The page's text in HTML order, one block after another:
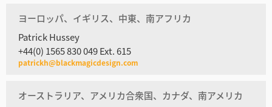
ヨーロッパ、イギリス、中東、南アフリカ
Patrick Hussey
+44(0) 1565 830 049 Ext. 615
patrickh@blackmagicdesign.com
オーストラリア、アメリカ合衆国、カナダ、南アメリカ